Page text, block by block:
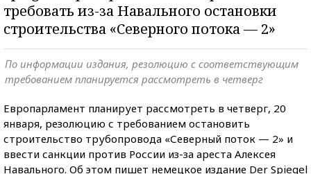
требовать из-за Навального остановки
строительства «Северного потока — 2»
По информации издания, резолюцию с соответствующим
требованием планируется рассмотреть в четверг
Европарламент планирует рассмотреть в четверг, 20
января, резолюцию с требованием остановить
строительство трубопровода «Северный поток — 2» и
ввести санкции против России из-за ареста Алексея
Навального. Об этом пишет немецкое издание Der Spiegel